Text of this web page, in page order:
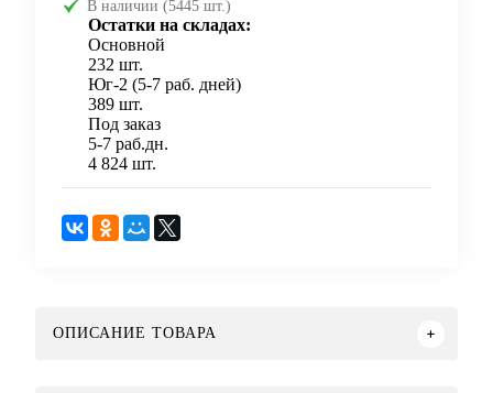
В наличии (5445 шт.)
Остатки на складах:
Основной
232 шт.
Юг-2 (5-7 раб. дней)
389 шт.
Под заказ
5-7 раб.дн.
4 824 шт.
ОПИСАНИЕ ТОВАРА